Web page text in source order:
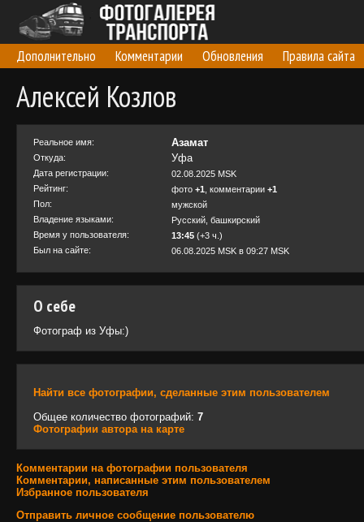
Дополнительно Комментарии Обновления Правила сайта
Алексей Козлов
Реальное имя: Азамат
Откуда: Уфа
Дата регистрации:
02.08.2025 MSK
Рейтинг:
фото +1 , комментарии +1
Пол:
мужской
Владение языками:
Русский, башкирский
Время у пользователя:
13:45 (+3 ч.)
Был на сайте:
06.08.2025 MSK в 09:27 MSK
О себе
Фотограф из Уфы:)
Найти все фотографии, сделанные этим пользователем
Общее количество фотографий: 7
Фотографии автора на карте
Комментарии на фотографии пользователя
Комментарии, написанные этим пользователем
Избранное пользователя
Отправить личное сообщение пользователю